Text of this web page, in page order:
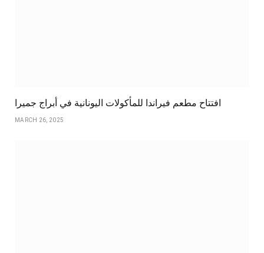
افتتاح مطعم فيراندا للمأكولات اليونانية في أبراج جميرا
MARCH 26, 2025